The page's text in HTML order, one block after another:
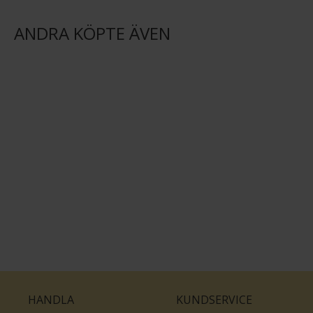
ANDRA KÖPTE ÄVEN
HANDLA KUNDSERVICE